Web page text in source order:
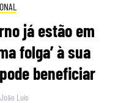
já estão em
folga’ à sua
beneficiar
João Luís